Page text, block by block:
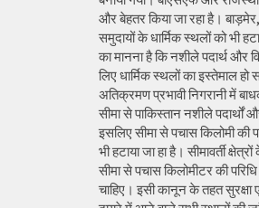
और बेहतर किया जा रहा है।
समुदायों के धार्मिक स्थलों को भी
का मानना है कि नशीले पदार्थ और
लिए धार्मिक स्थलों का इस्तेमाल
अतिक्रमण प्रभावी निगरानी में
सीमा से पाकिस्तान नशीले
इसलिए सीमा से पचास किलोमी की
भी हटाया जा हा है। सीमावर्ती
सीमा से पचास किलोमीटर की परिधि
चाहिए। इसी कानून के तहत सुरक्षा